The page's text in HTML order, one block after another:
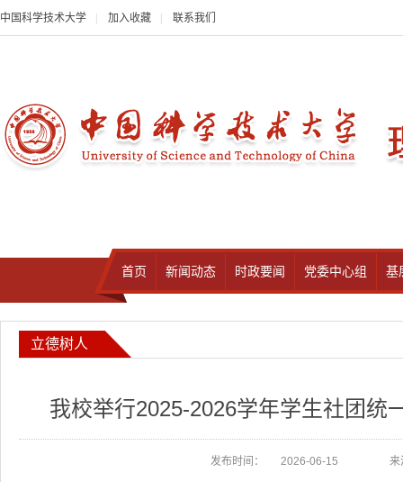
中国科学技术大学 加入收藏 联系我们
首页 新闻动态 时政要闻 党委中心组 基
立德树人
我校举行2025-2026学年学生社团统
发布时间： 2026-06-15 来